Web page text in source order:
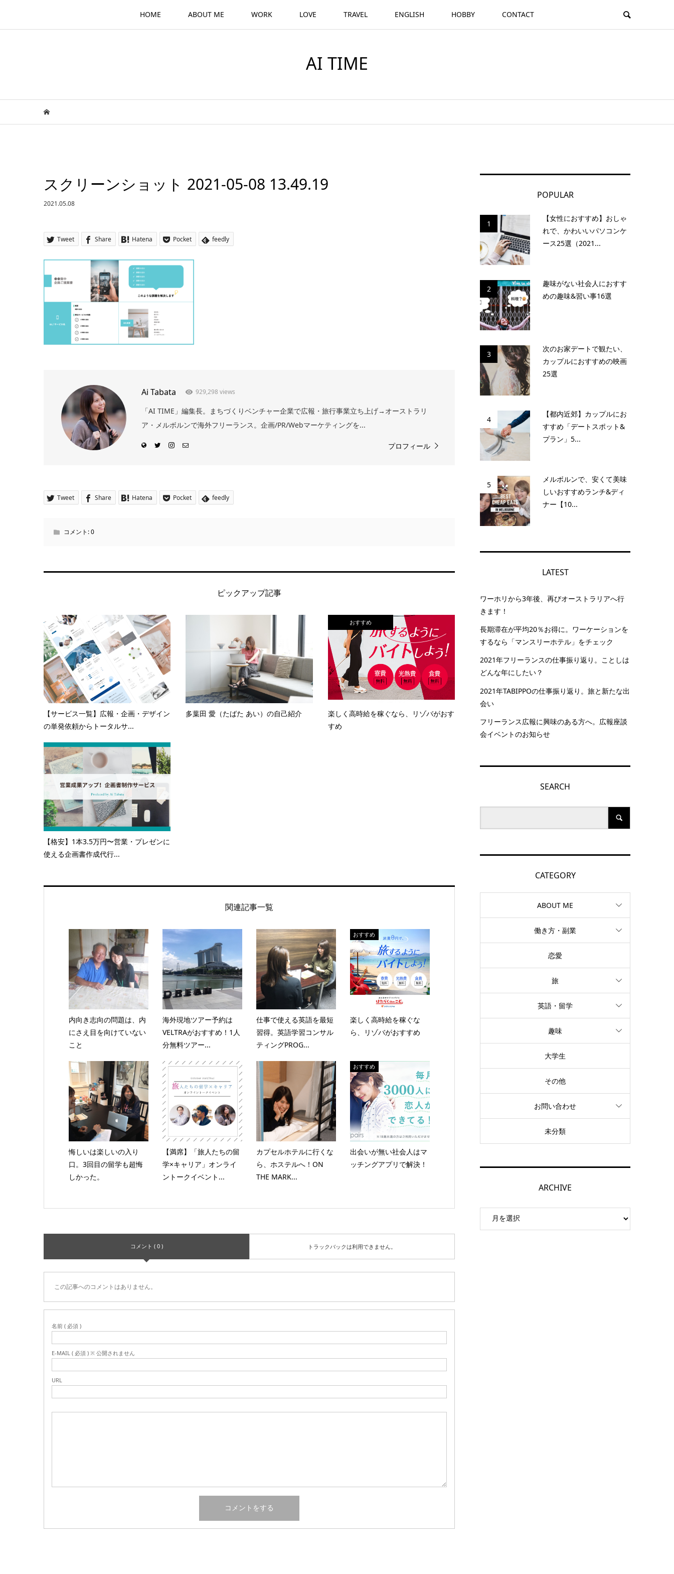
HOME ABOUT ME WORK LOVE TRAVEL ENGLISH HOBBY CONTACT
AI TIME
スクリーンショット 2021-05-08 13.49.19
2021.05.08
Tweet Share Hatena Pocket feedly
Ai Tabata 929,298 views
「AI TIME」編集長。まちづくりベンチャー企業で広報・旅行事業立ち上げ→オーストラリ
ア・メルボルンで海外フリーランス。企画/PR/Webマーケティングを...
プロフィール
Tweet Share Hatena Pocket feedly
コメント:0
ピックアップ記事
【サービス一覧】広報・企画・デザイン
の単発依頼からトータルサ...
多葉田 愛（たばた あい）の自己紹介
おすすめ
楽しく高時給を稼ぐなら、リゾバがおす
すめ
【格安】1本3.5万円〜営業・プレゼンに
使える企画書作成代行...
関連記事一覧
内向き志向の問題は、内
にさえ目を向けていない
こと
海外現地ツアー予約は
VELTRAがおすすめ！1人
分無料ツアー...
仕事で使える英語を最短
習得。英語学習コンサル
ティングPROG...
おすすめ
楽しく高時給を稼ぐな
ら、リゾバがおすすめ
悔しいは楽しいの入り
口。3回目の留学も超悔
しかった。
【満席】「旅人たちの留
学×キャリア」オンライ
ントークイベント...
カプセルホテルに行くな
ら、ホステルへ！ON
THE MARK...
おすすめ
出会いが無い社会人はマ
ッチングアプリで解決！
コメント ( 0 ) トラックバックは利用できません。
この記事へのコメントはありません。
名前 ( 必須 )
E-MAIL ( 必須 ) ※ 公開されません
URL
POPULAR
1
【女性におすすめ】おしゃ
れで、かわいいパソコンケ
ース25選（2021...
2
趣味がない社会人におすす
めの趣味&習い事16選
3
次のお家デートで観たい、
カップルにおすすめの映画
25選
4
【都内近郊】カップルにお
すすめ「デートスポット&
プラン」5...
5
メルボルンで、安くて美味
しいおすすめランチ&ディ
ナー【10...
LATEST
ワーホリから3年後、再びオーストラリアへ行
きます！
長期滞在が平均20％お得に。ワーケーションを
するなら「マンスリーホテル」をチェック
2021年フリーランスの仕事振り返り。ことしは
どんな年にしたい？
2021年TABIPPOの仕事振り返り。旅と新たな出
会い
フリーランス広報に興味のある方へ。広報座談
会イベントのお知らせ
SEARCH
CATEGORY
ABOUT ME
働き方・副業
恋愛
旅
英語・留学
趣味
大学生
その他
お問い合わせ
未分類
ARCHIVE